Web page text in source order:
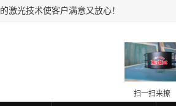
激光技术使客户满意又放心！
扫一扫来撩